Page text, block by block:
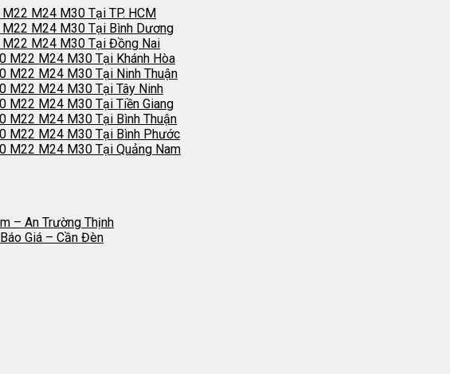
M24 M30 Tại TP. HCM
M24 M30 Tại Bình Dương
M24 M30 Tại Đồng Nai
M22 M24 M30 Tại Khánh Hòa
M22 M24 M30 Tại Ninh Thuận
M22 M24 M30 Tại Tây Ninh
M22 M24 M30 Tại Tiền Giang
M22 M24 M30 Tại Bình Thuận
M22 M24 M30 Tại Bình Phước
M22 M24 M30 Tại Quảng Nam
– An Trường Thịnh
Giá – Cần Đèn